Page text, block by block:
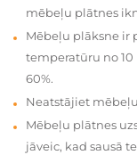
mēbeļu plātnes
Mēbeļu plāksne ir
temperatūru no
60%.
Neatstājiet
Mēbeļu plātnes
jāveic, kad sausā